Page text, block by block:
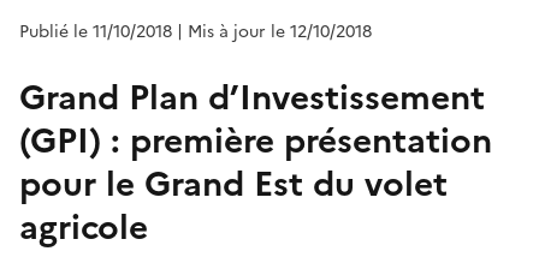
Publié le 11/10/2018 | Mis à jour le 12/10/2018
Grand Plan d’Investissement
(GPI) : première présentation
pour le Grand Est du volet
agricole